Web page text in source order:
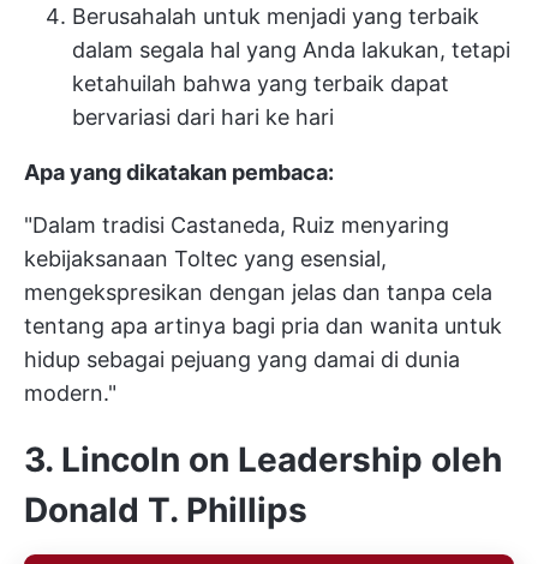
Berusahalah untuk menjadi yang terbaik
dalam segala hal yang Anda lakukan, tetapi
ketahuilah bahwa yang terbaik dapat
bervariasi dari hari ke hari
Apa yang dikatakan pembaca:
"Dalam tradisi Castaneda, Ruiz menyaring
kebijaksanaan Toltec yang esensial,
mengekspresikan dengan jelas dan tanpa cela
tentang apa artinya bagi pria dan wanita untuk
hidup sebagai pejuang yang damai di dunia
modern."
3. Lincoln on Leadership oleh
Donald T. Phillips